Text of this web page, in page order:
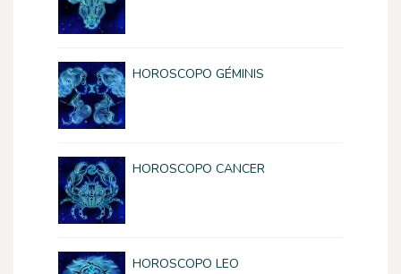
HOROSCOPO GÉMINIS
HOROSCOPO CANCER
HOROSCOPO LEO